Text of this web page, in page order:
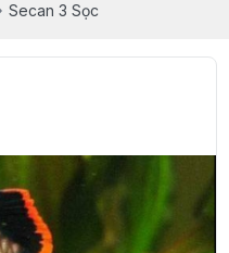
Secan 3 Sọc